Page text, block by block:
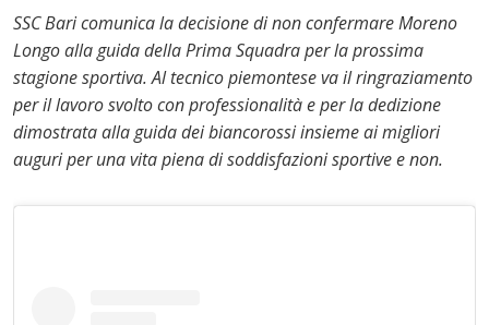
SSC Bari comunica la decisione di non confermare Moreno
Longo alla guida della Prima Squadra per la prossima
stagione sportiva. Al tecnico piemontese va il ringraziamento
per il lavoro svolto con professionalità e per la dedizione
dimostrata alla guida dei biancorossi insieme ai migliori
auguri per una vita piena di soddisfazioni sportive e non.